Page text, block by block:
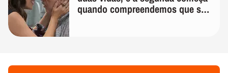
quando compreendemos que só